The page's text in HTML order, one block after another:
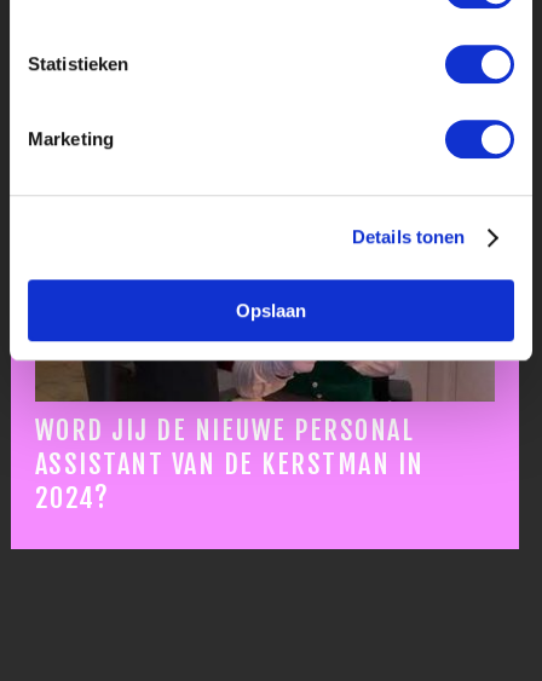
Statistieken
Marketing
Details tonen
Opslaan
WORD JIJ DE NIEUWE PERSONAL
ASSISTANT VAN DE KERSTMAN IN
2024?